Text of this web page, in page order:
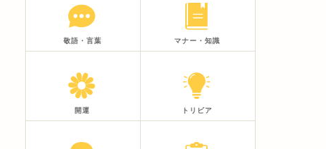
敬語・言葉 マナー・知識
開運 トリビア